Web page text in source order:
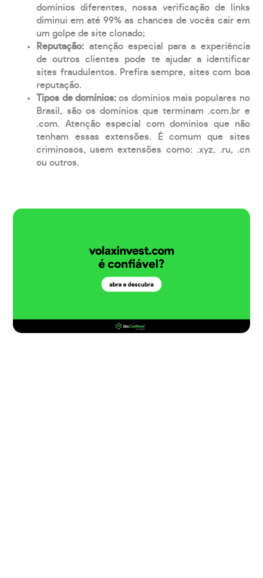
domínios diferentes, nossa verificação de links
diminui em até 99% as chances de vocês cair em
um golpe de site clonado;
Reputação: atenção especial para a experiência
de outros clientes pode te ajudar a identificar
sites fraudulentos. Prefira sempre, sites com boa
reputação.
Tipos de domínios:os domínios mais populares no
Brasil, são os domínios que terminam .com.br e
.com. Atenção especial com domínios que não
tenham essas extensões. É comum que sites
criminosos, usem extensões como: .xyz, .ru, .cn
ou outros.